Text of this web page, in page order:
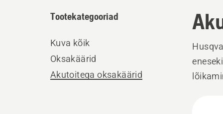
Tootekategooriad
Kuva kõik
Oksakäärid
Akutoitega oksakäärid